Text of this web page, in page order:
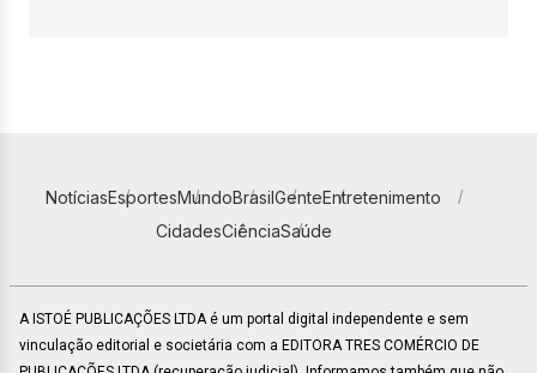
NotíciasEsportesMundoBrasilGenteEntretenimento
CidadesCiênciaSaúde
A ISTOÉ PUBLICAÇÕES LTDA é um portal digital independente e sem
vinculação editorial e societária com a EDITORA TRES COMÉRCIO DE